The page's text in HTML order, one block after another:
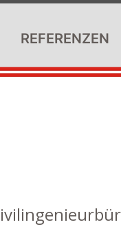
REFERENZEN